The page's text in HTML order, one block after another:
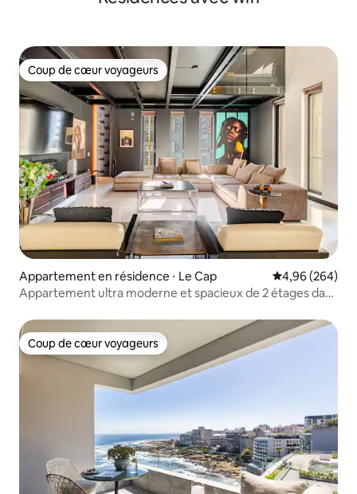
Coup de cœur voyageurs
Coup de cœur voyageurs
Appartement en résidence ⋅ Le Cap Évaluation
4,96 (264)
Appartement ultra moderne et spacieux de 2 étages dans
Coup de cœur voyageurs
Coup de cœur voyageurs